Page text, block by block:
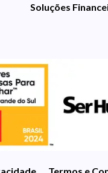
Soluções
Termos e